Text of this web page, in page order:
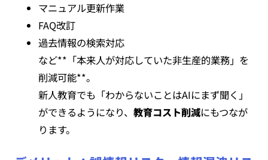
マニュアル更新作業
FAQ改訂
過去情報の検索対応
など**「本来人が対応していた非生産的業務」を
削減可能**。
新人教育でも「わからないことはAIにまず聞く」
ができるようになり、 教育コスト削減にもつなが
ります。